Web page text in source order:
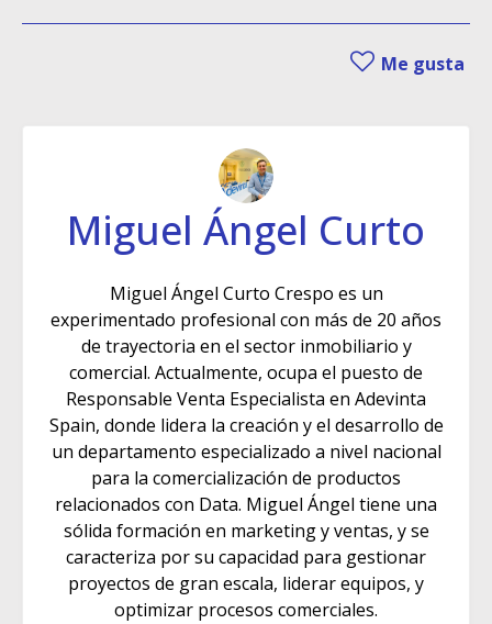
Me gusta
Miguel Ángel Curto
Miguel Ángel Curto Crespo es un
experimentado profesional con más de 20 años
de trayectoria en el sector inmobiliario y
comercial. Actualmente, ocupa el puesto de
Responsable Venta Especialista en Adevinta
Spain, donde lidera la creación y el desarrollo de
un departamento especializado a nivel nacional
para la comercialización de productos
relacionados con Data. Miguel Ángel tiene una
sólida formación en marketing y ventas, y se
caracteriza por su capacidad para gestionar
proyectos de gran escala, liderar equipos, y
optimizar procesos comerciales.